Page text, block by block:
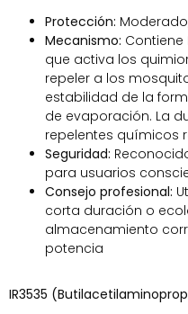
Protección:
Mecanismo:
que activa los
repeler a los
estabilidad de la
de evaporación. La
repelentes químicos
Seguridad:
para usuarios
Consejo profesional:
corta duración o
almacenamiento
potencia
IR3535